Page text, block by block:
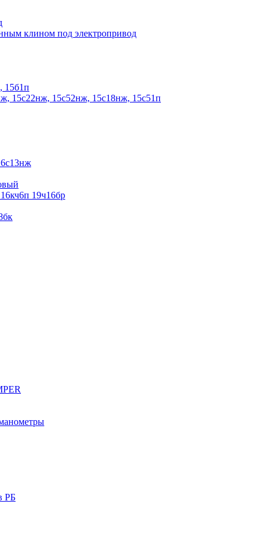
клином под электропривод
15б1п
15с22нж, 15с52нж, 15с18нж, 15с51п
19ч16бр
РБ